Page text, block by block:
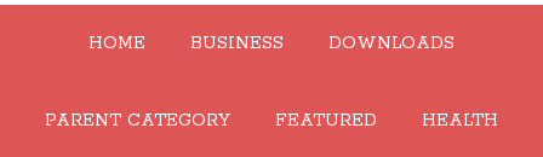
HOME BUSINESS DOWNLOADS
PARENT CATEGORY FEATURED HEALTH